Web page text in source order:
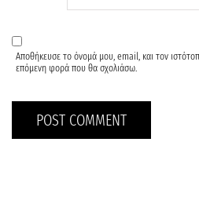
Αποθήκευσε το όνομά μου, email, και τον
επόμενη φορά που θα σχολιάσω.